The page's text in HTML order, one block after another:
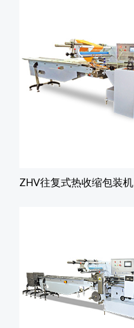
ZHV往复式热收缩包装机